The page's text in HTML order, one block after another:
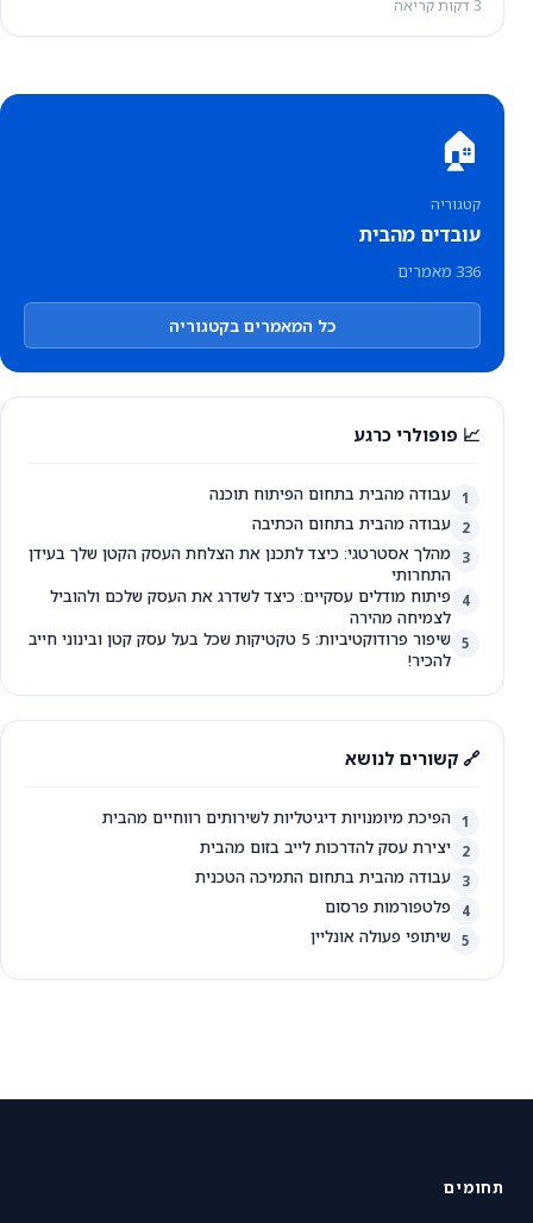
3 דקות קריאה
🏠
קטגוריה
עובדים מהבית
336 מאמרים
כל המאמרים בקטגוריה
📈 פופולרי כרגע
1 עבודה מהבית בתחום הפיתוח תוכנה
2 עבודה מהבית בתחום הכתיבה
3
מהלך אסטרטגי: כיצד לתכנן את הצלחת העסק הקטן שלך בעידן
התחרותי
4
פיתוח מודלים עסקיים: כיצד לשדרג את העסק שלכם ולהוביל
לצמיחה מהירה
5
שיפור פרודוקטיביות: 5 טקטיקות שכל בעל עסק קטן ובינוני חייב
להכיר!
🔗 קשורים לנושא
1 הפיכת מיומנויות דיגיטליות לשירותים רווחיים מהבית
2 יצירת עסק להדרכות לייב בזום מהבית
3 עבודה מהבית בתחום התמיכה הטכנית
4 פלטפורמות פרסום
5 שיתופי פעולה אונליין
תחומים